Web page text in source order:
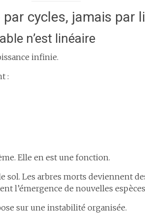
cycles, jamais par
n’est linéaire
infinie.
:
Elle en est une fonction.
Les arbres morts deviennent
l’émergence de nouvelles
sur une instabilité organisée.